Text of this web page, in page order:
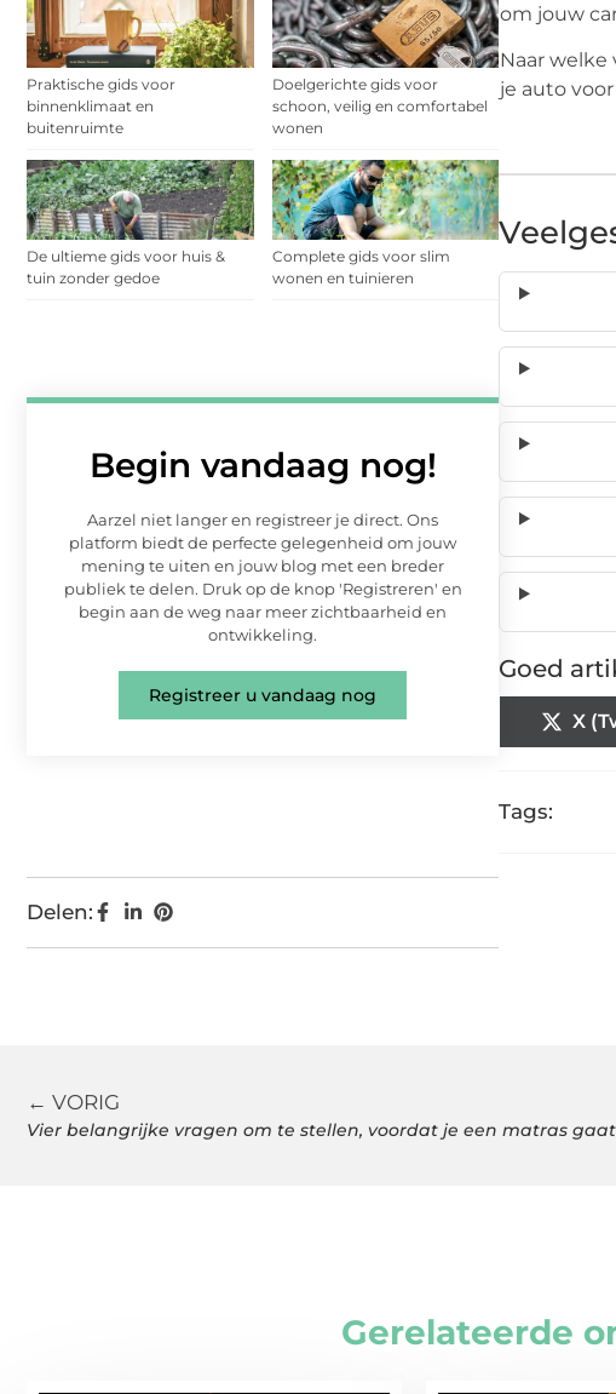
Praktische gids voor
binnenklimaat en
buitenruimte
Doelgerichte gids voor
schoon, veilig en comfortabel
wonen
De ultieme gids voor huis &
tuin zonder gedoe
Complete gids voor slim
wonen en tuinieren
Begin vandaag nog!
Aarzel niet langer en registreer je direct. Ons
platform biedt de perfecte gelegenheid om jouw
mening te uiten en jouw blog met een breder
publiek te delen. Druk op de knop 'Registreren' en
begin aan de weg naar meer zichtbaarheid en
ontwikkeling.
Registreer u vandaag nog
Delen:
om jouw
Naar
je auto
Goed
X
Tags:
← VORIG
Vier belangrijke vragen om te stellen, voordat je een matras
Gerelateerde